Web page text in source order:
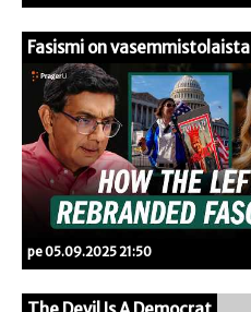
Fasismi on vasemmistolaista
pe 05.09.2025 21:50